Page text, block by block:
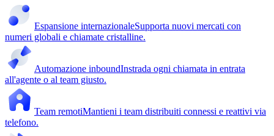
Espansione internazionaleSupporta nuovi mercati con
numeri globali e chiamate cristalline.
Automazione inboundInstrada ogni chiamata in entrata
all'agente o al team giusto.
Team remotiMantieni i team distribuiti connessi e reattivi via
telefono.